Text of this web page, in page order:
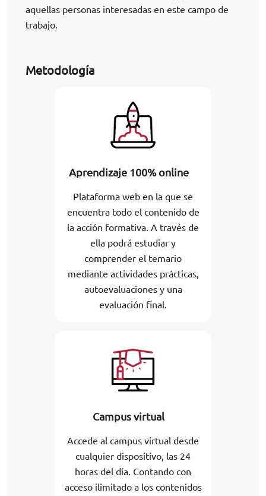
aquellas personas interesadas en este campo de
trabajo.
Metodología
Aprendizaje 100% online
Plataforma web en la que se
encuentra todo el contenido de
la acción formativa. A través de
ella podrá estudiar y
comprender el temario
mediante actividades prácticas,
autoevaluaciones y una
evaluación final.
Campus virtual
Accede al campus virtual desde
cualquier dispositivo, las 24
horas del día. Contando con
acceso ilimitado a los contenidos